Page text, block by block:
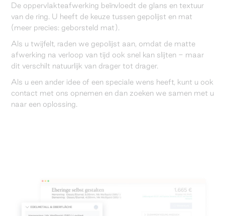
De oppervlakteafwerking beïnvloedt de glans en textuur
van de ring. U heeft de keuze tussen gepolijst en mat
(meer precies: geborsteld mat).
Als u twijfelt, raden we gepolijst aan, omdat de matte
afwerking na verloop van tijd ook snel kan slijten - maar
dit verschilt natuurlijk van drager tot drager.
Als u een ander idee of een speciale wens heeft, kunt u ook
contact met ons opnemen en dan zoeken we samen met u
naar een oplossing.